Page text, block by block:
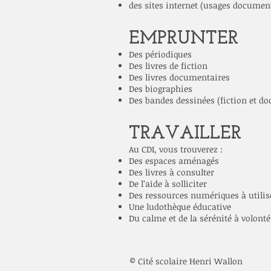
des sites internet (usages
EMPRUNTER
Des périodiques
Des livres de fiction
Des livres documentaires
Des biographies
Des bandes dessinées (fiction et
TRAVAILLER
Au CDI, vous trouverez :
Des espaces aménagés
Des livres à consulter
De l’aide à solliciter
Des ressources numériques à
Une ludothèque éducative
Du calme et de la sérénité à volonté
© Cité scolaire Henri Wallon